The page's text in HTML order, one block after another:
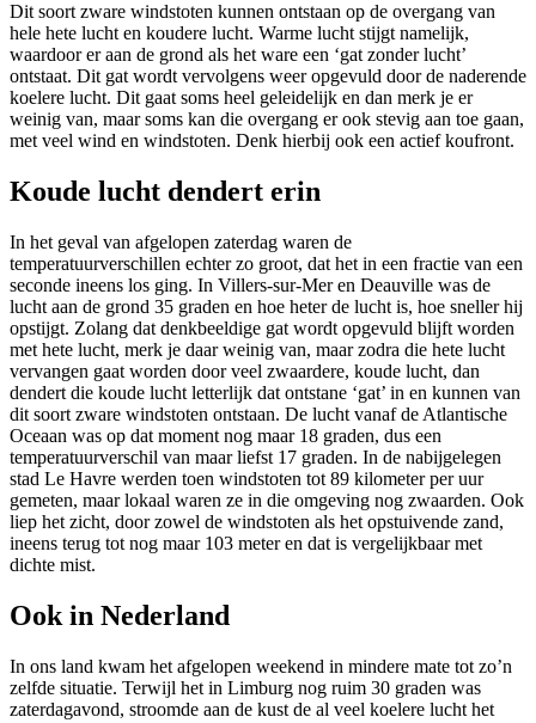
Dit soort zware windstoten kunnen ontstaan op de overgang van
hele hete lucht en koudere lucht. Warme lucht stijgt namelijk,
waardoor er aan de grond als het ware een ‘gat zonder lucht’
ontstaat. Dit gat wordt vervolgens weer opgevuld door de naderende
koelere lucht. Dit gaat soms heel geleidelijk en dan merk je er
weinig van, maar soms kan die overgang er ook stevig aan toe gaan,
met veel wind en windstoten. Denk hierbij ook een actief koufront.
Koude lucht dendert erin
In het geval van afgelopen zaterdag waren de
temperatuurverschillen echter zo groot, dat het in een fractie van een
seconde ineens los ging. In Villers-sur-Mer en Deauville was de
lucht aan de grond 35 graden en hoe heter de lucht is, hoe sneller hij
opstijgt. Zolang dat denkbeeldige gat wordt opgevuld blijft worden
met hete lucht, merk je daar weinig van, maar zodra die hete lucht
vervangen gaat worden door veel zwaardere, koude lucht, dan
dendert die koude lucht letterlijk dat ontstane ‘gat’ in en kunnen van
dit soort zware windstoten ontstaan. De lucht vanaf de Atlantische
Oceaan was op dat moment nog maar 18 graden, dus een
temperatuurverschil van maar liefst 17 graden. In de nabijgelegen
stad Le Havre werden toen windstoten tot 89 kilometer per uur
gemeten, maar lokaal waren ze in die omgeving nog zwaarden. Ook
liep het zicht, door zowel de windstoten als het opstuivende zand,
ineens terug tot nog maar 103 meter en dat is vergelijkbaar met
dichte mist.
Ook in Nederland
In ons land kwam het afgelopen weekend in mindere mate tot zo’n
zelfde situatie. Terwijl het in Limburg nog ruim 30 graden was
zaterdagavond, stroomde aan de kust de al veel koelere lucht het